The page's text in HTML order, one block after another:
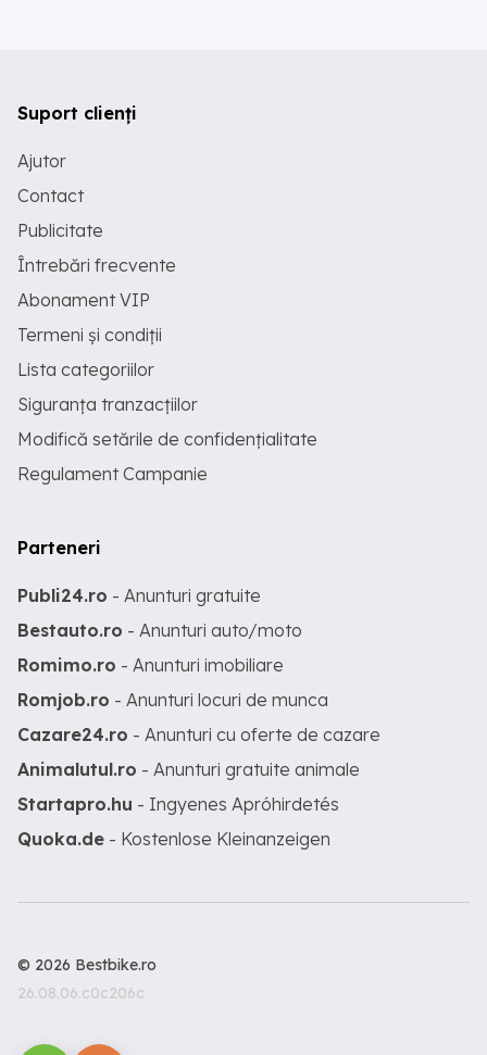
Suport clienți
Ajutor
Contact
Publicitate
Întrebări frecvente
Abonament VIP
Termeni și condiții
Lista categoriilor
Siguranța tranzacțiilor
Modifică setările de confidențialitate
Regulament Campanie
Parteneri
Publi24.ro - Anunturi gratuite
Bestauto.ro - Anunturi auto/moto
Romimo.ro - Anunturi imobiliare
Romjob.ro - Anunturi locuri de munca
Cazare24.ro - Anunturi cu oferte de cazare
Animalutul.ro - Anunturi gratuite animale
Startapro.hu - Ingyenes Apróhirdetés
Quoka.de - Kostenlose Kleinanzeigen
© 2026 Bestbike.ro
26.08.06.c0c206c